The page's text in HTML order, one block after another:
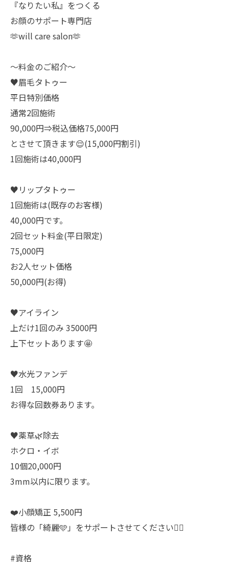
『なりたい私』をつくる
お顔のサポート専門店
🫶will care salon🫶
〜料金のご紹介〜
♥️眉毛タトゥー
平日特別価格
通常2回施術
90,000円⇒税込価格75,000円
とさせて頂きます😌(15,000円割引)
1回施術は40,000円
♥️リップタトゥー
1回施術は(既存のお客様)
40,000円です。
2回セット料金(平日限定)
75,000円
お2人セット価格
50,000円(お得)
♥️アイライン
上だけ1回のみ 35000円
上下セットあります🤩
♥️水光ファンデ
1回 15,000円
お得な回数券あります。
♥️薬草🌿除去
ホクロ・イボ
10個20,000円
3mm以内に限ります。
❤️小顔矯正 5,500円
皆様の「綺麗🩵」をサポートさせてください🙇‍♀️
#資格